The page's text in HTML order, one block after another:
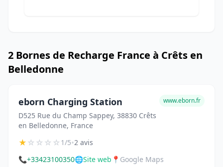
2 Bornes de Recharge France à Crêts en
Belledonne
eborn Charging Station
D525 Rue du Champ Sappey, 38830 Crêts
en Belledonne, France
www.eborn.fr
★☆☆☆☆1/5•2 avis
📞+33423100350🌐Site web 📍 Google Maps